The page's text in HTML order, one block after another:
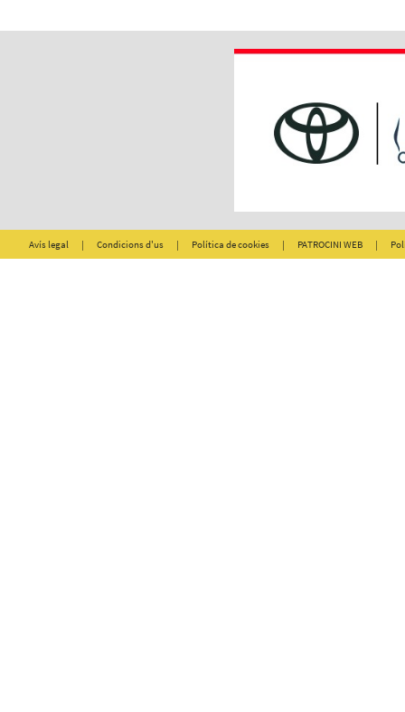
Avís legal | Condicions d'us | Política de cookies | PATROCINI WEB |